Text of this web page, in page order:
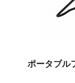
ポータブル
